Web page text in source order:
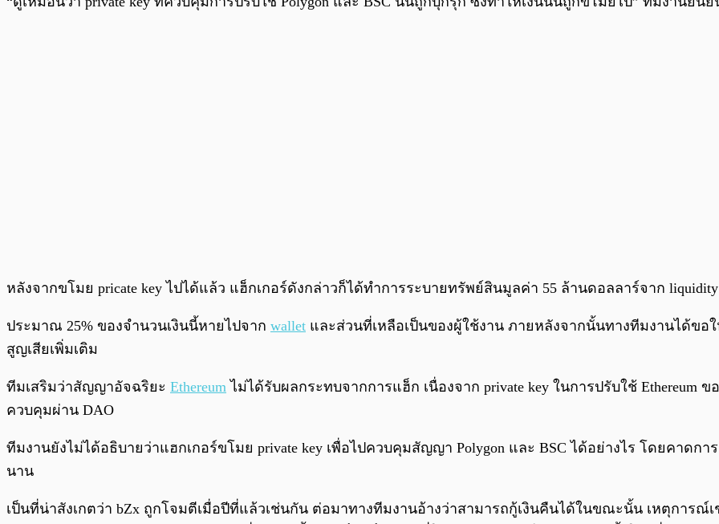
หลังจากขโมย pricate key ไปได้แล้ว แฮ็กเกอร์ดังกล่าวก็ได้ทำการระบายทรัพย์สินมูลค่า 55 ล้านดอลลาร์จาก
ประมาณ 25% ของจำนวนเงินนี้หายไปจาก wallet และส่วนที่เหลือเป็นของผู้ใช้งาน ภายหลังจากนั้นทางทีมงานได้ขอใ
สูญเสียเพิ่มเติม
ทีมเสริมว่าสัญญาอัจฉริยะ Ethereum ไม่ได้รับผลกระทบจากการแฮ็ก เนื่องจาก private key ในการปรับใช้
ควบคุมผ่าน DAO
ทีมงานยังไม่ได้อธิบายว่าแฮกเกอร์ขโมย private key เพื่อไปควบคุมสัญญา Polygon และ BSC ได้อย่างไร โดยคาดก
นาน
เป็นที่น่าสังเกตว่า bZx ถูกโจมตีเมื่อปีที่แล้วเช่นกัน ต่อมาทางทีมงานอ้างว่าสามารถกู้เงินคืนได้ในขณะนั้น เหตุการณ์